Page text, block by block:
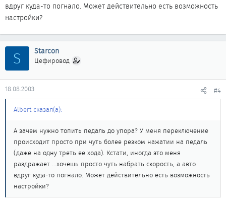
вдруг куда-то погнало. Может действительно есть возможность
настройки?
S Starcon
Цефировод
18.08.2003 #4
Albert сказал(а):
А зачем нужно топить педаль до упора? У меня переключение
происходит просто при чуть более резком нажатии на педаль
(даже на одну треть ее хода). Кстати, иногда это меня
раздражает ...хочешь просто чуть набрать скорость, а авто
вдруг куда-то погнало. Может действительно есть возможность
настройки?